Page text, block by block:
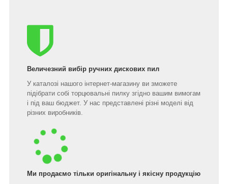
Величезний вибір ручних дискових пил
У каталозі нашого інтернет-магазину ви зможете
підібрати собі торцювальні пилку згідно вашим вимогам
і під ваш бюджет. У нас представлені різні моделі від
різних виробників.
Ми продаємо тільки оригінальну і якісну продукцію